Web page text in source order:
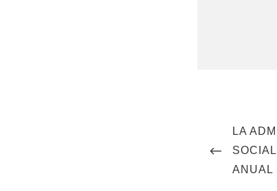
navigation
POST
LA
ANUAL